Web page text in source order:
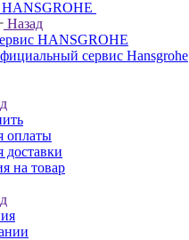
Назад
HANSGROHE
сервис Hansgrohe
оплаты
доставки
на товар